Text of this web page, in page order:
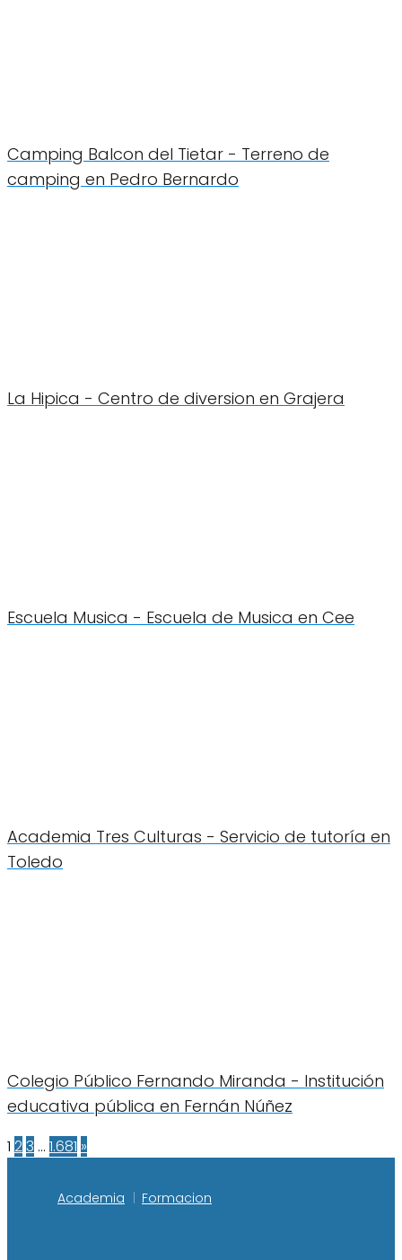
Camping Balcon del Tietar - Terreno de
camping en Pedro Bernardo
La Hipica - Centro de diversion en Grajera
Escuela Musica - Escuela de Musica en Cee
Academia Tres Culturas - Servicio de tutoría en
Toledo
Colegio Público Fernando Miranda - Institución
educativa pública en Fernán Núñez
1 23 … 1.681 »
Academia Formacion